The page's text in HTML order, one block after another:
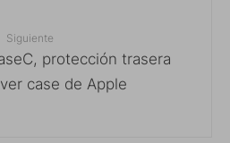
Siguiente
protección trasera
case de Apple